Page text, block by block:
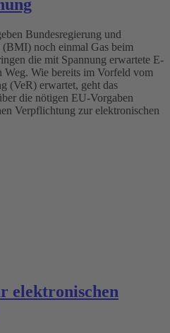
Bundesregierung und
noch einmal Gas beim
die mit Spannung erwartete E-
Weg. Wie bereits im Vorfeld vom
(VeR) erwartet, geht das
die nötigen EU-Vorgaben
Verpflichtung zur elektronischen
elektronischen